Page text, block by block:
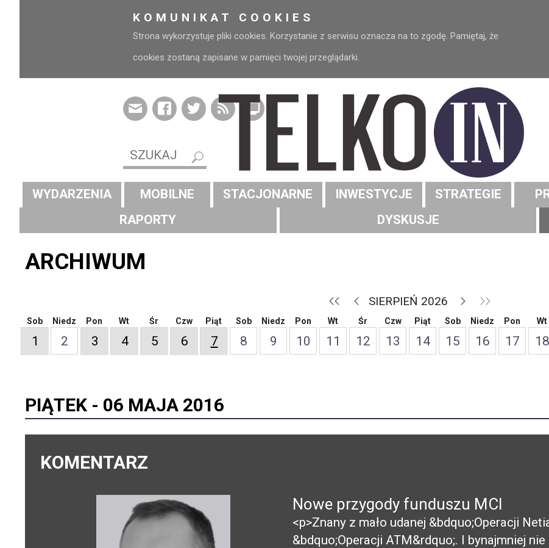
KOMUNIKAT COOKIES
Strona wykorzystuje pliki cookies. Korzystanie z serwisu oznacza na to zgodę. Pamiętaj, że
cookies zostaną zapisane w pamięci twojej przeglądarki.
WYDARZENIA MOBILNE STACJONARNE INWESTYCJE STRATEGIE
RAPORTY
DYSKUSJE
ARCHIWUM
SIERPIEŃ 2026
Sob
1
Niedz
2
Pon
3
Wt
4
Śr
5
Czw
6
Piąt
7
Sob
8
Niedz
9
Pon
10
Wt
11
Śr
12
Czw
13
Piąt
14
Sob
15
Niedz
16
Pon
17
Wt
18
PIĄTEK - 06 MAJA 2016
KOMENTARZ
Nowe przygody funduszu MCI
<p>Znany z mało udanej &bdquo;Operacji
&bdquo;Operacji ATM&rdquo;. I bynajmniej